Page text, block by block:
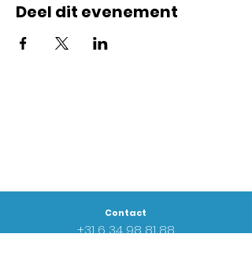
Deel dit evenement
Contact
+31 634 98 81 88